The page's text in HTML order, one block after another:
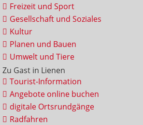
Freizeit und Sport
Gesellschaft und Soziales
Kultur
Planen und Bauen
Umwelt und Tiere
Zu Gast in Lienen
Tourist-Information
Angebote online buchen
digitale Ortsrundgänge
Radfahren